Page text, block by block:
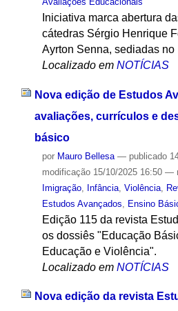
Iniciativa marca abertura
cátedras Sérgio Henrique
Ayrton Senna, sediadas no
Localizado em NOTÍCIAS
Nova edição de Estudos
avaliações, currículos e
básico
por Mauro Bellesa — publicado
modificação15/10/2025 16:50 —
Imigração, Infância, Violência,
Estudos Avançados
Ensino
Edição 115 da revista
os dossiês "Educação
Educação e Violência".
Localizado em NOTÍCIAS
Nova edição da revista